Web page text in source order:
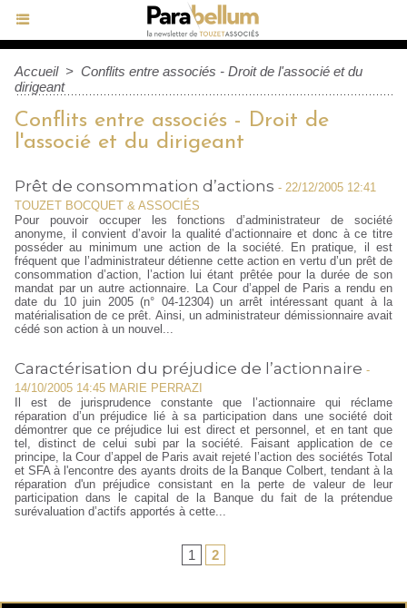
Accueil > Conflits entre associés - Droit de l'associé et du
dirigeant
Conflits entre associés - Droit de
l'associé et du dirigeant
Prêt de consommation d’actions - 22/12/2005 12:41
TOUZET BOCQUET & ASSOCIÉS
Pour pouvoir occuper les fonctions d’administrateur de société
anonyme, il convient d’avoir la qualité d’actionnaire et donc à ce titre
posséder au minimum une action de la société. En pratique, il est
fréquent que l’administrateur détienne cette action en vertu d’un prêt de
consommation d’action, l’action lui étant prêtée pour la durée de son
mandat par un autre actionnaire. La Cour d’appel de Paris a rendu en
date du 10 juin 2005 (n° 04-12304) un arrêt intéressant quant à la
matérialisation de ce prêt. Ainsi, un administrateur démissionnaire avait
cédé son action à un nouvel...
Caractérisation du préjudice de l’actionnaire -
14/10/2005 14:45 MARIE PERRAZI
Il est de jurisprudence constante que l’actionnaire qui réclame
réparation d’un préjudice lié à sa participation dans une société doit
démontrer que ce préjudice lui est direct et personnel, et en tant que
tel, distinct de celui subi par la société. Faisant application de ce
principe, la Cour d’appel de Paris avait rejeté l’action des sociétés Total
et SFA à l'encontre des ayants droits de la Banque Colbert, tendant à la
réparation d'un préjudice consistant en la perte de valeur de leur
participation dans le capital de la Banque du fait de la prétendue
surévaluation d’actifs apportés à cette...
1 2